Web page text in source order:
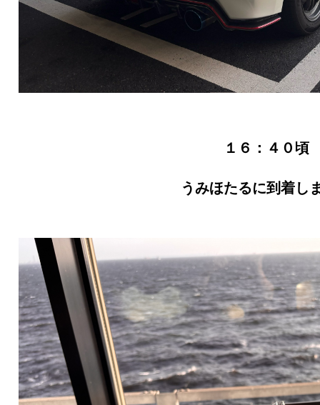
１６：４０頃
うみほたるに到着し